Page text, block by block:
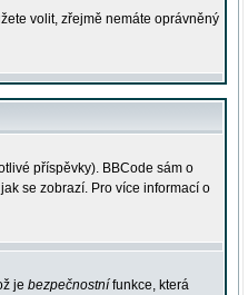
volit, zřejmě nemáte oprávněný
příspěvky). BBCode sám o
se zobrazí. Pro více informací o
je bezpečnostní funkce, která